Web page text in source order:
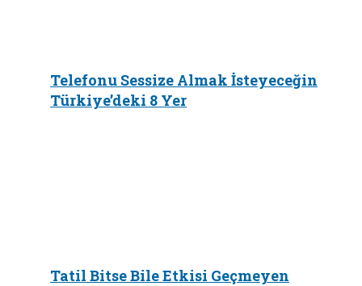
Telefonu Sessize Almak İsteyeceğin
Türkiye’deki 8 Yer
Tatil Bitse Bile Etkisi Geçmeyen